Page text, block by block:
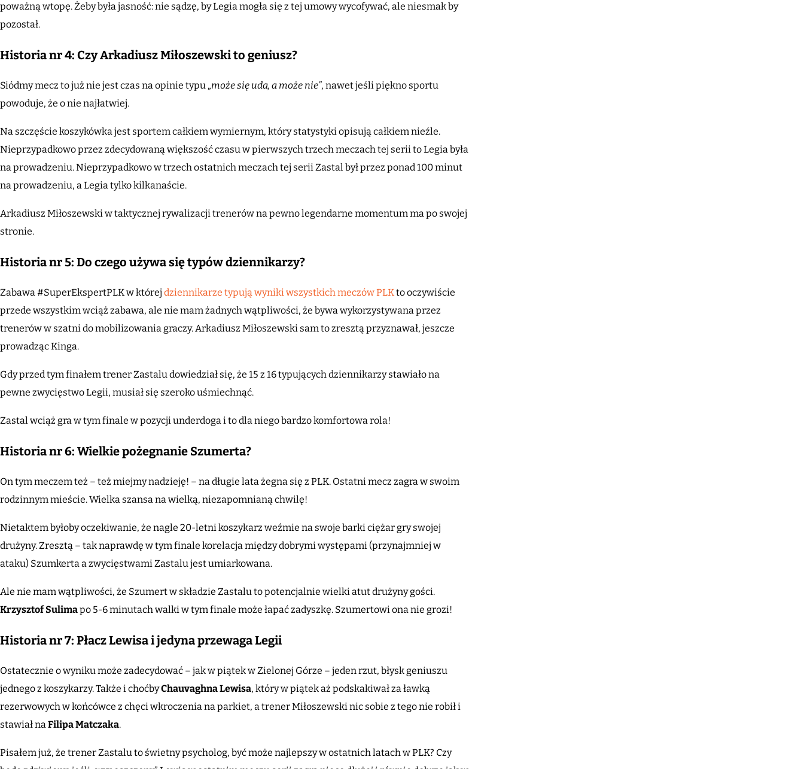
poważną wtopę. Żeby była jasność: nie sądzę, by Legia mogła się z tej umowy wycofywać, ale niesmak by
pozostał.
Historia nr 4: Czy Arkadiusz Miłoszewski to geniusz?
Siódmy mecz to już nie jest czas na opinie typu „może się uda, a może nie”, nawet jeśli piękno sportu
powoduje, że o nie najłatwiej.
Na szczęście koszykówka jest sportem całkiem wymiernym, który statystyki opisują całkiem nieźle.
Nieprzypadkowo przez zdecydowaną większość czasu w pierwszych trzech meczach tej serii to Legia była
na prowadzeniu. Nieprzypadkowo w trzech ostatnich meczach tej serii Zastal był przez ponad 100 minut
na prowadzeniu, a Legia tylko kilkanaście.
Arkadiusz Miłoszewski w taktycznej rywalizacji trenerów na pewno legendarne momentum ma po swojej
stronie.
Historia nr 5: Do czego używa się typów dziennikarzy?
Zabawa #SuperEkspertPLK w której dziennikarze typują wyniki wszystkich meczów PLKto oczywiście
przede wszystkim wciąż zabawa, ale nie mam żadnych wątpliwości, że bywa wykorzystywana przez
trenerów w szatni do mobilizowania graczy. Arkadiusz Miłoszewski sam to zresztą przyznawał, jeszcze
prowadząc Kinga.
Gdy przed tym finałem trener Zastalu dowiedział się, że 15 z 16 typujących dziennikarzy stawiało na
pewne zwycięstwo Legii, musiał się szeroko uśmiechnąć.
Zastal wciąż gra w tym finale w pozycji underdoga i to dla niego bardzo komfortowa rola!
Historia nr 6: Wielkie pożegnanie Szumerta?
On tym meczem też – też miejmy nadzieję! – na długie lata żegna się z PLK. Ostatni mecz zagra w swoim
rodzinnym mieście. Wielka szansa na wielką, niezapomnianą chwilę!
Nietaktem byłoby oczekiwanie, że nagle 20-letni koszykarz weźmie na swoje barki ciężar gry swojej
drużyny. Zresztą – tak naprawdę w tym finale korelacja między dobrymi występami (przynajmniej w
ataku) Szumkerta a zwycięstwami Zastalu jest umiarkowana.
Ale nie mam wątpliwości, że Szumert w składzie Zastalu to potencjalnie wielki atut drużyny gości.
Krzysztof Sulimapo 5-6 minutach walki w tym finale może łapać zadyszkę. Szumertowi ona nie grozi!
Historia nr 7: Płacz Lewisa i jedyna przewaga Legii
Ostatecznie o wyniku może zadecydować – jak w piątek w Zielonej Górze – jeden rzut, błysk geniuszu
jednego z koszykarzy. Także i choćbyChauvaghna Lewisa, który w piątek aż podskakiwał za ławką
rezerwowych w końcówce z chęci wkroczenia na parkiet, a trener Miłoszewski nic sobie z tego nie robił i
stawiał naFilipa Matczaka.
Pisałem już, że trener Zastalu to świetny psycholog, być może najlepszy w ostatnich latach w PLK? Czy